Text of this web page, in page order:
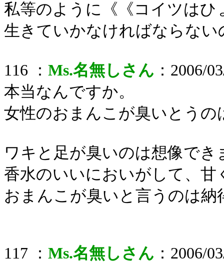
私等のように《《コイツは
生きていかなければならない
116 ： Ms.名無しさん ：2006/
本当なんですか。
女性のおまんこが臭いとうの
ワキと足が臭いのは想像でき
香水のいいにおいがして、
おまんこが臭いと言うのは納
117 ： Ms.名無しさん ：2006/